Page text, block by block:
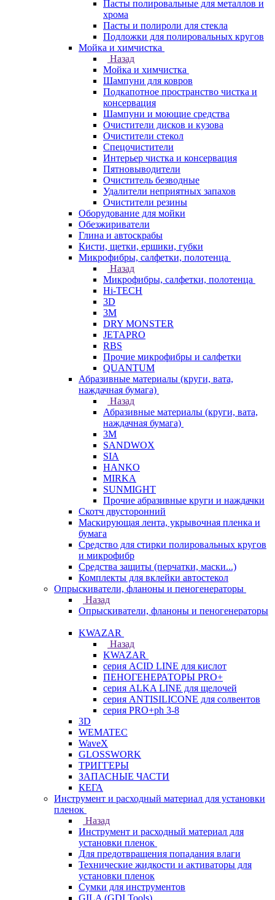
Пасты полировальные для металлов и
хрома
Пасты и полироли для стекла
Подложки для полировальных кругов
Мойка и химчистка
Назад
Мойка и химчистка
Шампуни для ковров
Подкапотное пространство чистка и
консервация
Шампуни и моющие средства
Очистители дисков и кузова
Очистители стекол
Спецочистители
Интерьер чистка и консервация
Пятновыводители
Очиститель безводные
Удалители неприятных запахов
Очистители резины
Оборудование для мойки
Обезжириватели
Глина и автоскрабы
Кисти, щетки, ершики, губки
Микрофибры, салфетки, полотенца
Назад
Микрофибры, салфетки, полотенца
Hi-TECH
3D
3М
DRY MONSTER
JETAPRO
RBS
Прочие микрофибры и салфетки
QUANTUM
Абразивные материалы (круги, вата,
наждачная бумага)
Назад
Абразивные материалы (круги, вата,
наждачная бумага)
3М
SANDWOX
SIA
HANKO
MIRKA
SUNMIGHT
Прочие абразивные круги и наждачки
Скотч двусторонний
Маскирующая лента, укрывочная пленка и
бумага
Средство для стирки полировальных кругов
и микрофибр
Средства защиты (перчатки, маски...)
Комплекты для вклейки автостекол
Опрыскиватели, фланоны и пеногенераторы
Назад
Опрыскиватели, фланоны и пеногенераторы
KWAZAR
Назад
KWAZAR
серия ACID LINE для кислот
ПЕНОГЕНЕРАТОРЫ PRO+
серия ALKA LINE для щелочей
серия ANTISILICONE для солвентов
серия PRO+ph 3-8
3D
WEMATEC
WaveX
GLOSSWORK
ТРИГГЕРЫ
ЗАПАСНЫЕ ЧАСТИ
КЕГА
Инструмент и расходный материал для установки
пленок
Назад
Инструмент и расходный материал для
установки пленок
Для предотвращения попадания влаги
Технические жидкости и активаторы для
установки пленок
Сумки для инструментов
GILA (GDI Tools)